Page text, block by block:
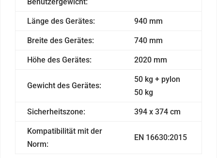
Länge des Gerätes: 940 mm
Breite des Gerätes: 740 mm
Höhe des Gerätes: 2020 mm
Gewicht des Gerätes:
50 kg + pylon
50 kg
Sicherheitszone: 394 x 374 cm
Kompatibilität mit der
Norm:
EN 16630:2015